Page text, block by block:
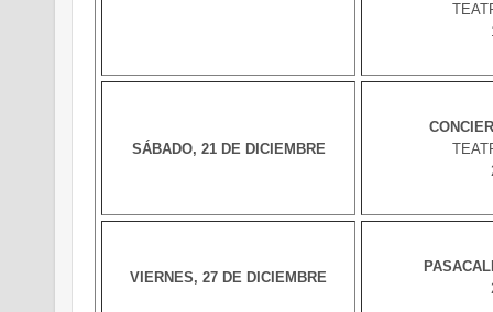
SÁBADO, 21 DE DICIEMBRE
VIERNES, 27 DE DICIEMBRE